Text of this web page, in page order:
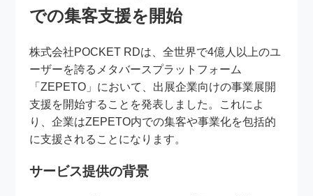
での集客支援を開始
株式会社POCKET RDは、全世界で4億人以上のユ
ーザーを誇るメタバースプラットフォーム
「ZEPETO」において、出展企業向けの事業展開
支援を開始することを発表しました。これによ
り、企業はZEPETO内での集客や事業化を包括的
に支援されることになります。
サービス提供の背景